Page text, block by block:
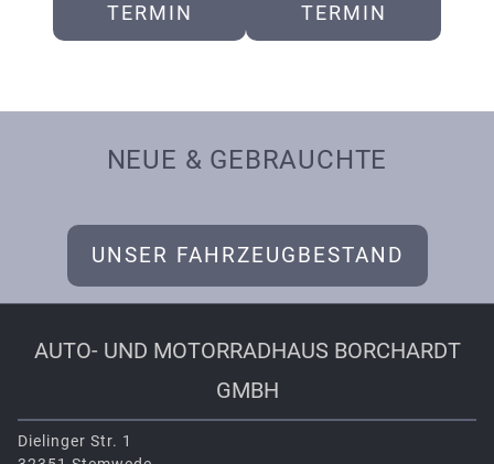
TERMIN
TERMIN
NEUE & GEBRAUCHTE
UNSER FAHRZEUGBESTAND
AUTO- UND MOTORRAD­HAUS BORCH­ARDT
GMBH
Dielinger Str. 1